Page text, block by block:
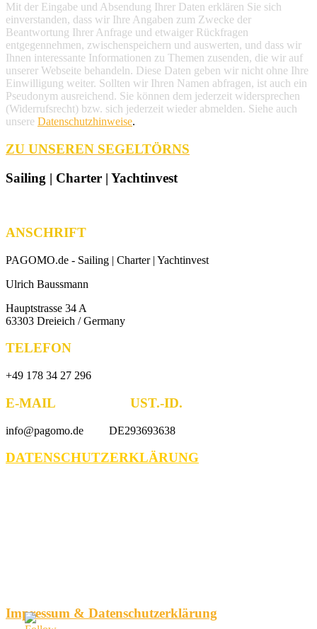
Mit der Eingabe und Absendung Ihrer Daten erklären Sie sich
einverstanden, dass wir Ihre Angaben zum Zwecke der
Beantwortung Ihrer Anfrage und etwaiger Rückfragen
entgegennehmen, zwischenspeichern und auswerten, und dass wir
Ihnen interessante Informationen zu Themen zusenden, die wir auf
unserer Webseite behandeln. Diese Daten geben wir nicht ohne Ihre
Einwilligung weiter. Sollten wir Ihren Namen abfragen, ist auch ein
Pseudonym ausreichend. Sie können dem jederzeit widersprechen
(Widerrufsrecht) bzw. sich jederzeit wieder abmelden. Siehe auch
unsere Datenschutzhinweise.
ZU UNSEREN SEGELTÖRNS
Sailing | Charter | Yachtinvest
ANSCHRIFT
PAGOMO.de - Sailing | Charter | Yachtinvest
Ulrich Baussmann
Hauptstrasse 34 A
63303 Dreieich / Germany
TELEFON
+49 178 34 27 296
E-MAIL UST.-ID.
info@pagomo.de DE293693638
DATENSCHUTZERKLÄRUNG
Impressum & Datenschutzerklärung